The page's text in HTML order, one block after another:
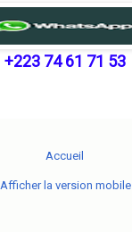
+223 74 61 71 53
Accueil
Afficher la version mobile